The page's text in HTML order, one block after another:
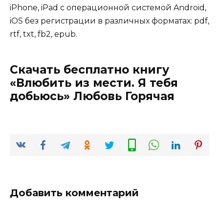
iPhone, iPad с операционной системой Android,
iOS без регистрации в различных форматах: pdf,
rtf, txt, fb2, epub.
Скачать бесплатно книгу
«Влюбить из мести. Я тебя
добьюсь» Любовь Горячая
Добавить комментарий